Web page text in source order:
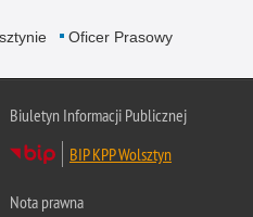
Oficer Prasowy
Biuletyn Informacji Publicznej
BIP KPP Wolsztyn
Nota prawna